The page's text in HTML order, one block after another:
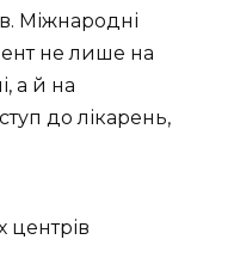
Міжнародні
не лише на
а й на
до лікарень,